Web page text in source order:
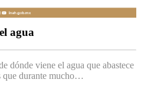
agua
dónde viene el agua que abastece
que durante mucho…